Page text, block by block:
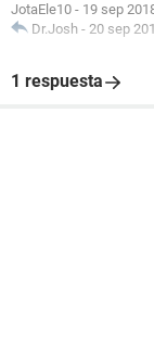
JotaEle10 - 19 sep
Dr.Josh - 20 sep
1 respuesta